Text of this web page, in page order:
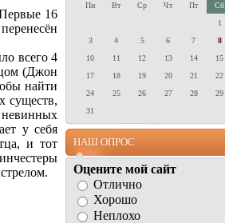
16
всего 4
(Джон
найти
существ,
у себя
и тот
Пн
Вт Ср Чт Пт Сб
1
3
4 5 6 7 8
10
11 12 13 14 15
17
18 19 20 21 22
24
25 26 27 28 29
31
НАШ ОПРОС
Оцените мой сайт
Отлично
Хорошо
Неплохо